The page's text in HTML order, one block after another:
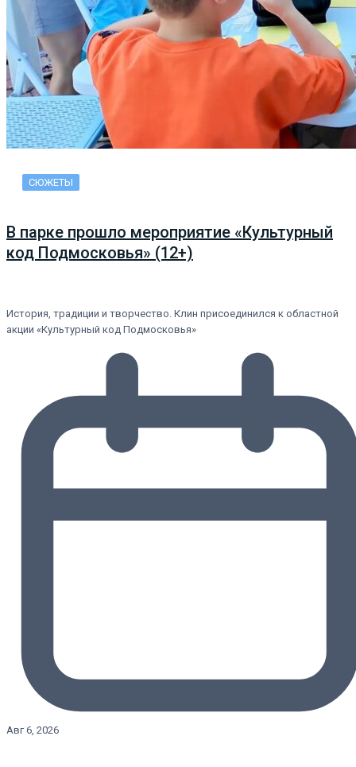
СЮЖЕТЫ
В парке прошло мероприятие «Культурный
код Подмосковья» (12+)
История, традиции и творчество. Клин присоединился к областной
акции «Культурный код Подмосковья»
Авг 6, 2026